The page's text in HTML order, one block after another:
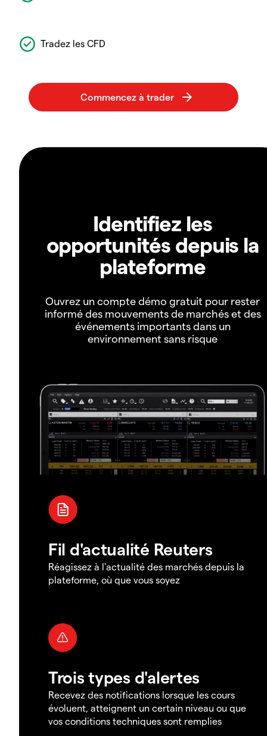
Tradez les CFD
Identifiez les
opportunités depuis la
plateforme
Ouvrez un compte démo gratuit pour rester
informé des mouvements de marchés et des
événements importants dans un
environnement sans risque
Fil d'actualité Reuters
Réagissez à l'actualité des marchés depuis la
plateforme, où que vous soyez
Trois types d'alertes
Recevez des notifications lorsque les cours
évoluent, atteignent un certain niveau ou que
vos conditions techniques sont remplies